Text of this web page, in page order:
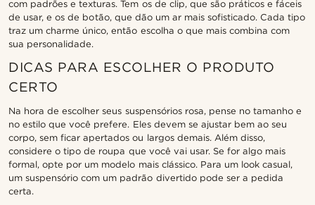
com padrões e texturas. Tem os de clip, que são práticos e fáceis
de usar, e os de botão, que dão um ar mais sofisticado. Cada tipo
traz um charme único, então escolha o que mais combina com
sua personalidade.
DICAS PARA ESCOLHER O PRODUTO
CERTO
Na hora de escolher seus suspensórios rosa, pense no tamanho e
no estilo que você prefere. Eles devem se ajustar bem ao seu
corpo, sem ficar apertados ou largos demais. Além disso,
considere o tipo de roupa que você vai usar. Se for algo mais
formal, opte por um modelo mais clássico. Para um look casual,
um suspensório com um padrão divertido pode ser a pedida
certa.